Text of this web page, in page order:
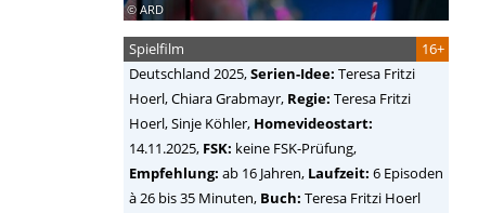
© ARD
16+
Spielfilm
Deutschland 2025,Serien-Idee: Teresa Fritzi
Hoerl, Chiara Grabmayr, Regie: Teresa Fritzi
Hoerl, Sinje Köhler, Homevideostart:
14.11.2025, FSK: keine FSK-Prüfung,
Empfehlung: ab 16 Jahren, Laufzeit: 6 Episoden
à 26 bis 35 Minuten, Buch: Teresa Fritzi Hoerl